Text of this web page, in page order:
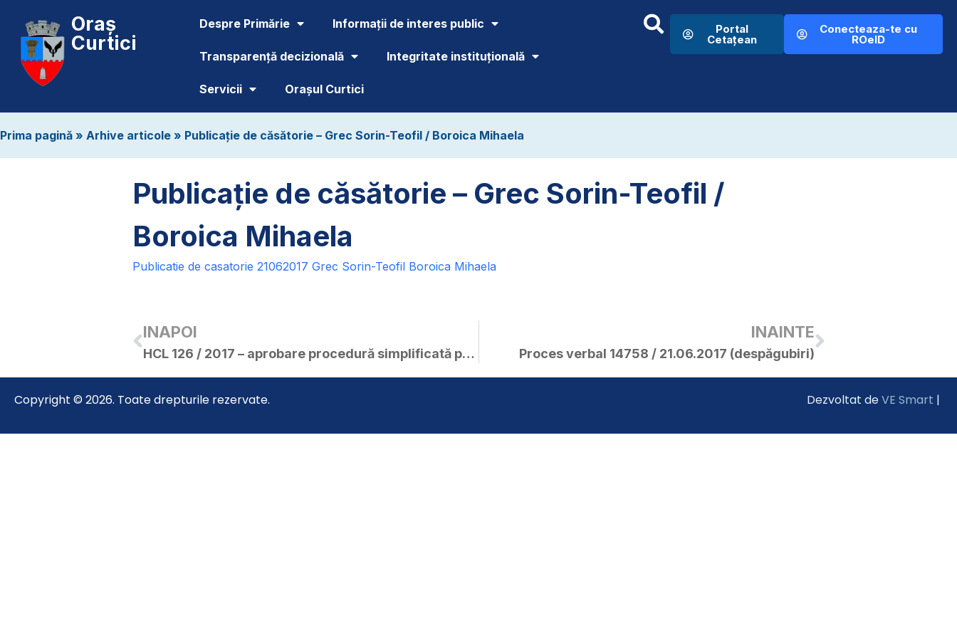
Oraș
Curtici
Despre Primărie Informații de interes public
Transparență decizională Integritate instituțională
Servicii Orașul Curtici
Portal
Cetațean
Conecteaza-te cu
ROeID
Prima pagină » Arhive articole » Publicație de căsătorie – Grec Sorin-Teofil / Boroica Mihaela
Publicație de căsătorie – Grec Sorin-Teofil /
Boroica Mihaela
Publicatie de casatorie 21062017 Grec Sorin-Teofil Boroica Mihaela
INAPOI
HCL 126 / 2017 – aprobare procedură simplificată poprire
INAINTE
Proces verbal 14758 / 21.06.2017 (despăgubiri)
Copyright © 2026. Toate drepturile rezervate. Dezvoltat deVE Smart |